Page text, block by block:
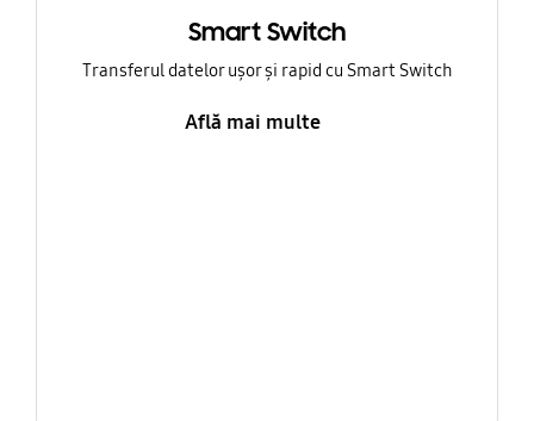
Smart Switch
Transferul datelor ușor și rapid cu Smart Switch
Află mai multe